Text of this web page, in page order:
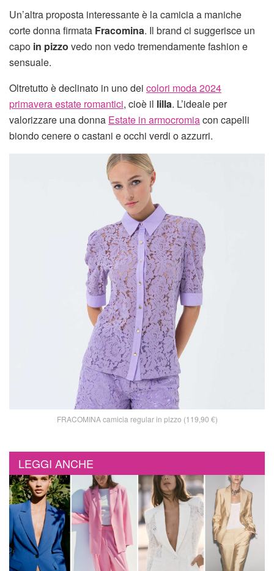
Un’altra proposta interessante è la camicia a maniche
corte donna firmata Fracomina. Il brand ci suggerisce un
capo in pizzo vedo non vedo tremendamente fashion e
sensuale.
Oltretutto è declinato in uno dei colori moda 2024
primavera estate romantici, cioè il lilla. L’ideale per
valorizzare una donna Estate in armocromiacon capelli
biondo cenere o castani e occhi verdi o azzurri.
FRACOMINA camicia regular in pizzo (119,90 €)
LEGGI ANCHE